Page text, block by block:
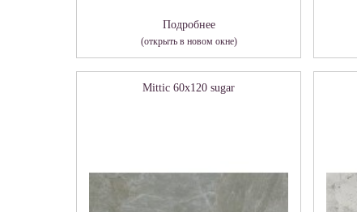
Подробнее
(открыть в новом окне)
Mittic 60х120 sugar